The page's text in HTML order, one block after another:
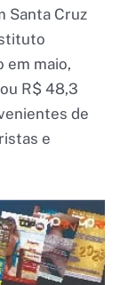
Santa Cruz
em maio,
R$ 48,3
de
e